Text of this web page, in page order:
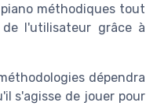
méthodiques tout
l'utilisateur grâce à
dépendra
s'agisse de jouer pour